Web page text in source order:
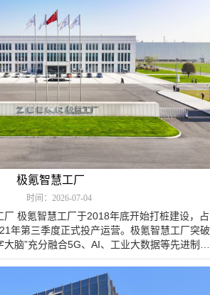
极氪智慧工厂
时间：2026-07-04
设，占
年第三季度正式投产运营。极氪智慧工厂突破
脑”充分融合5G、AI、工业大数据等先进制造